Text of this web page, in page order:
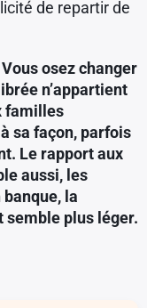
de repartir de
osez changer
n’appartient
familles
sa façon, parfois
Le rapport aux
aussi, les
la
semble plus léger.